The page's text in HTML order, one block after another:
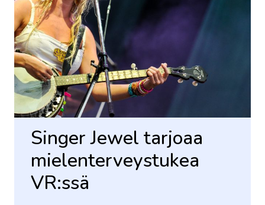
Singer Jewel tarjoaa
mielenterveystukea
VR:ssä